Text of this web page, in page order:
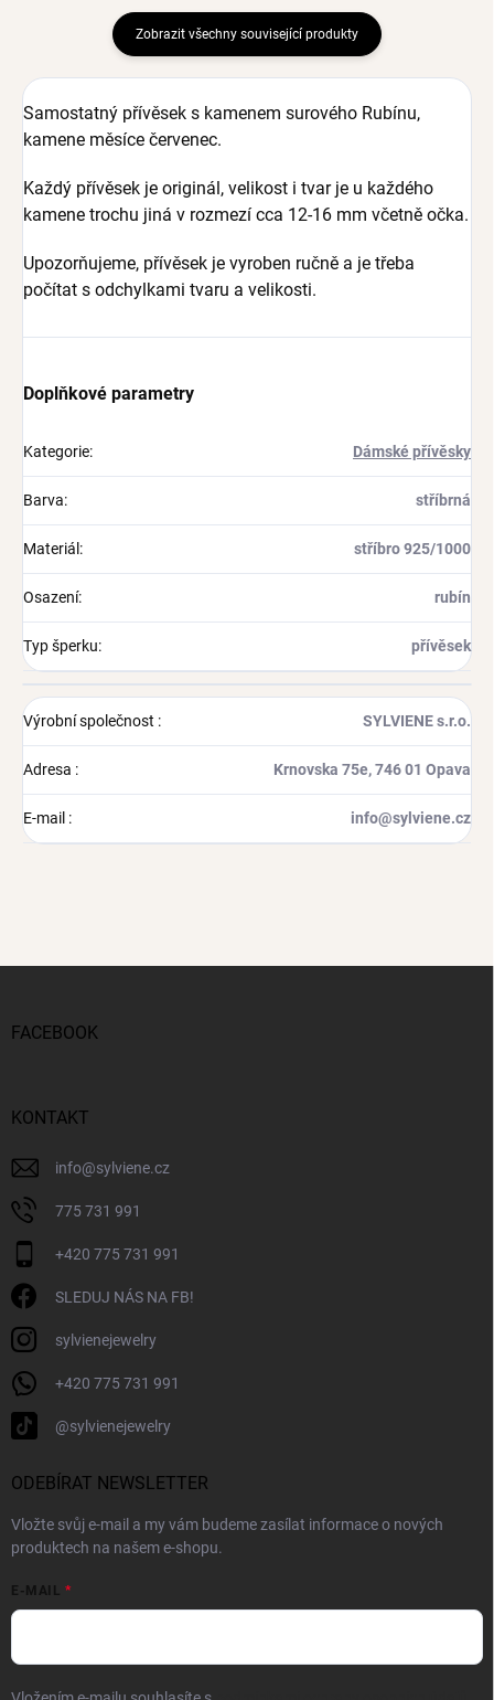
Zobrazit všechny související produkty
Samostatný přívěsek s kamenem surového Rubínu,
kamene měsíce červenec.
Každý přívěsek je originál, velikost i tvar je u každého
kamene trochu jiná v rozmezí cca 12-16 mm včetně očka.
Upozorňujeme, přívěsek je vyroben ručně a je třeba
počítat s odchylkami tvaru a velikosti.
Doplňkové parametry
Kategorie: Dámské přívěsky
Barva: stříbrná
Materiál : stříbro 925/1000
Osazení: rubín
Typ šperku: přívěsek
Výrobní společnost : SYLVIENE s.r.o.
Adresa : Krnovska 75e, 746 01 Opava
E-mail : info@sylviene.cz
FACEBOOK
KONTAKT
info@sylviene.cz
775 731 991
+420 775 731 991
SLEDUJ NÁS NA FB!
sylvienejewelry
+420 775 731 991
@sylvienejewelry
ODEBÍRAT NEWSLETTER
Vložte svůj e-mail a my vám budeme zasílat informace o nových
produktech na našem e-shopu.
E-MAIL